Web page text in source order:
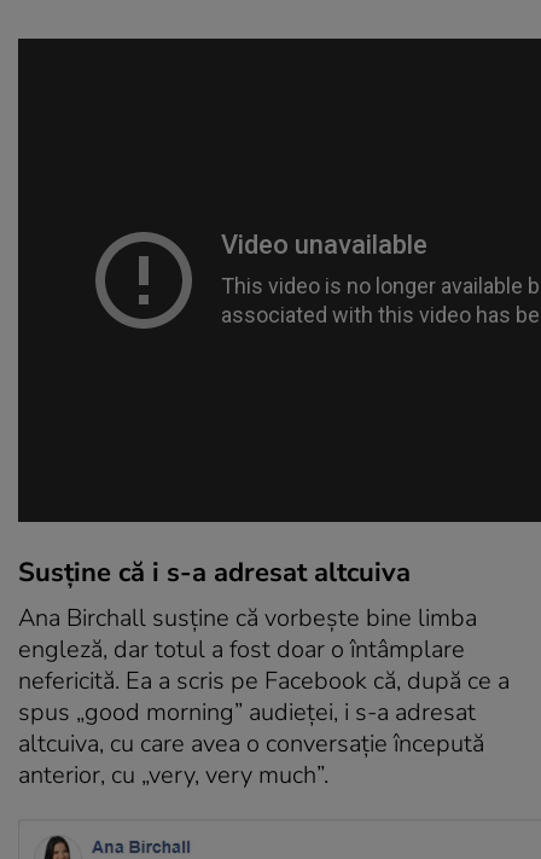
Susține că i s-a adresat altcuiva
Ana Birchall susține că vorbește bine limba
engleză, dar totul a fost doar o întâmplare
nefericită. Ea a scris pe Facebook că, după ce a
spus „good morning” audieței, i s-a adresat
altcuiva, cu care avea o conversație începută
anterior, cu „very, very much”.